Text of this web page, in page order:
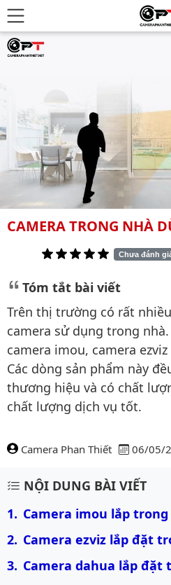
CAMERA TRONG NHÀ
Chưa đánh
Tóm tắt bài viết
Trên thị trường có rất
camera sử dụng trong
camera imou, camera
Các dòng sản phẩm này
thương hiệu và có chất
chất lượng dịch vụ tốt.
Camera Phan Thiết 06/05/
Nội dung bài viết
NỘI DUNG BÀI VIẾT
Camera imou lắp
Camera ezviz lắp đặt
Camera dahua lắp đặt